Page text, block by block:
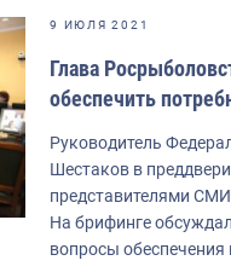
9 ИЮЛЯ 2021
Глава
обеспечить
Руководитель
Шестаков в
представителями
На брифинге
вопросы обеспечения